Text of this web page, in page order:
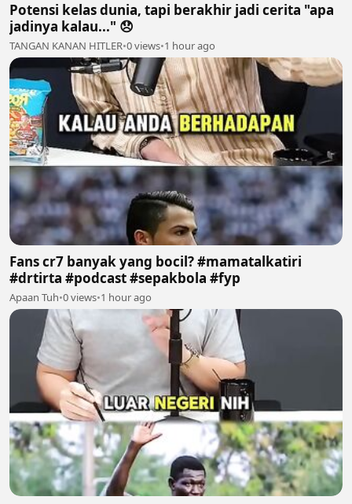
Potensi kelas dunia, tapi berakhir jadi cerita "apa
jadinya kalau..." 😞
TANGAN KANAN HITLER•0 views•1 hour ago
Fans cr7 banyak yang bocil? #mamatalkatiri
#drtirta #podcast #sepakbola #fyp
Apaan Tuh•0 views•1 hour ago